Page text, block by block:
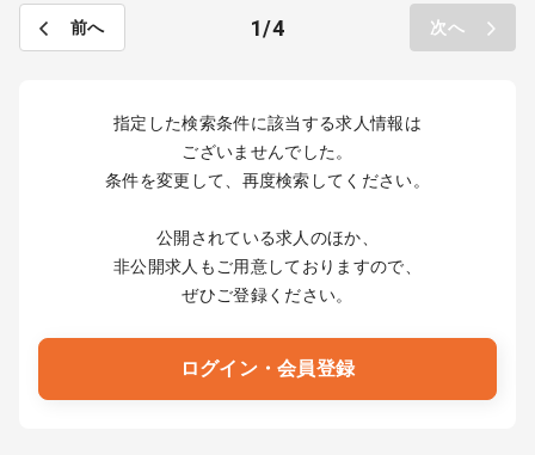
お問合せ
前へ 1 4 次へ
指定した検索条件に該当する求人情報は
ございませんでした。
条件を変更して、再度検索してください。
公開されている求人のほか、
非公開求人もご用意しておりますので、
ぜひご登録ください。
ログイン・会員登録